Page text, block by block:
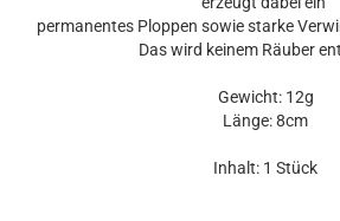
permanentes Ploppen sowie starke
Das wird keinem Räuber
Gewicht: 12g
Länge: 8cm
Inhalt: 1 Stück